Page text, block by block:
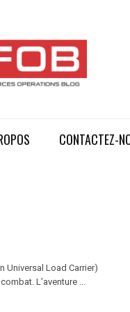
CONTACTEZ-
Universal Load Carrier)
L’aventure ...